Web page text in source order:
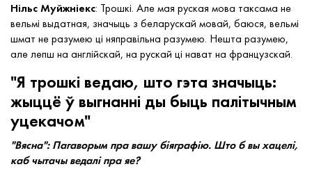
Нільс Муйжніекс: Трошкі. Але мая руская мова таксама не
вельмі выдатная, значыць з беларускай мовай, баюся, вельмі
шмат не разумею ці няправільна разумею. Нешта разумею,
але лепш на англійскай, на рускай ці нават на французскай.
"Я трошкі ведаю, што гэта значыць:
жыццё ў выгнанні ды быць палітычным
уцекачом"
"Вясна": Пагаворым пра вашу біяграфію. Што б вы хацелі,
каб чытачы ведалі пра яе?